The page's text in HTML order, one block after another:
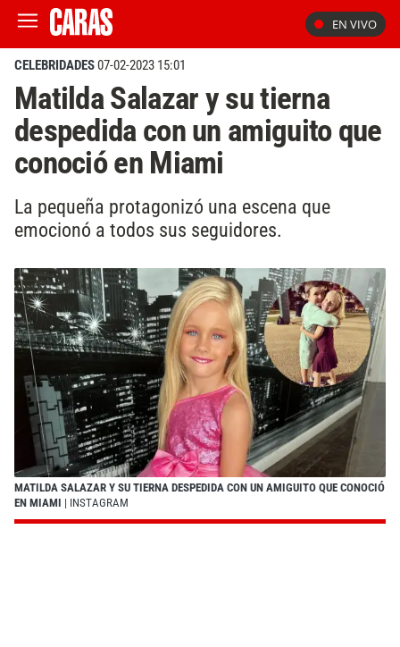
EN VIVO
CELEBRIDADES07-02-2023 15:01
Matilda Salazar y su tierna
despedida con un amiguito que
conoció en Miami
La pequeña protagonizó una escena que
emocionó a todos sus seguidores.
MATILDA SALAZAR Y SU TIERNA DESPEDIDA CON UN AMIGUITO QUE CONOCIÓ
EN MIAMI | INSTAGRAM